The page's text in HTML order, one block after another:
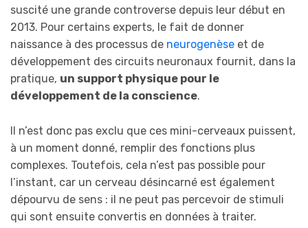
suscité une grande controverse depuis leur début en
2013. Pour certains experts, le fait de donner
naissance à des processus de neurogenèse et de
développement des circuits neuronaux fournit, dans la
pratique, un support physique pour le
développement de la conscience.
Il n’est donc pas exclu que ces mini-cerveaux puissent,
à un moment donné, remplir des fonctions plus
complexes. Toutefois, cela n’est pas possible pour
l’instant, car un cerveau désincarné est également
dépourvu de sens : il ne peut pas percevoir de stimuli
qui sont ensuite convertis en données à traiter.